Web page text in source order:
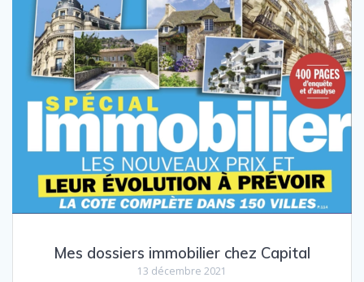
Mes dossiers immobilier chez Capital
13 décembre 2021